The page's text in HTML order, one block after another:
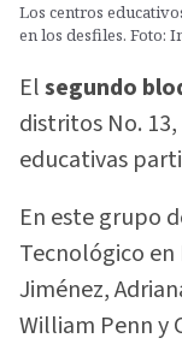
Los centros
en los desfiles. Foto:
Elsegundo
distritos No.
educativas
En este grupo
Tecnológico
Jiménez,
William Penn y